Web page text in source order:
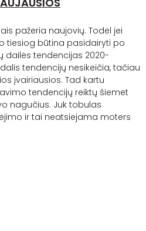
pažeria naujovių. Todėl jei
tiesiog būtina pasidairyti po
dailės tendencijas 2020-
tendencijų nesikeičia, tačiau
įvairiausios. Tad kartu
tendencijų reiktų šiemet
nagučius. Juk tobulas
ir tai neatsiejama moters